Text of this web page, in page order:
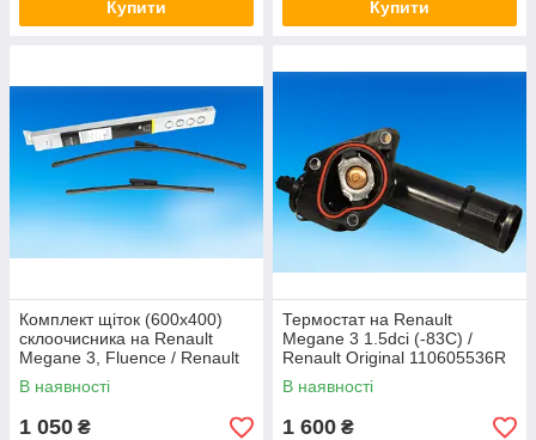
Купити Купити
Комплект щіток (600х400)
склоочисника на Renault
Megane 3, Fluence / Renault
(Original) 288905450R
В наявності
1 050 ₴
Термостат на Renault
Megane 3 1.5dci (-83С) /
Renault Original 110605536R
В наявності
1 600 ₴